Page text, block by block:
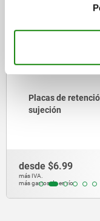
Placas de
sujeción
desde $6.99
más IVA.
más gastos de envío